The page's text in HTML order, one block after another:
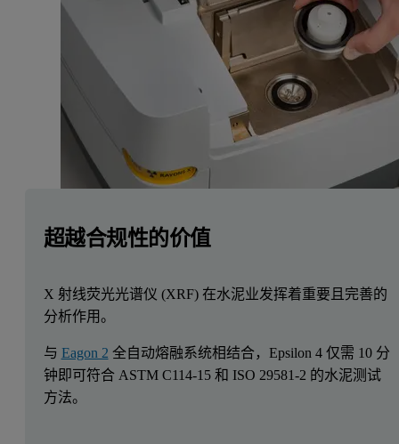
超越合规性的价值
X 射线荧光光谱仪 (XRF) 在水泥业发挥着重要且完善的
分析作用。
与 Eagon 2 全自动熔融系统相结合，Epsilon 4 仅需 10 分
钟即可符合 ASTM C114-15 和 ISO 29581-2 的水泥测试
方法。